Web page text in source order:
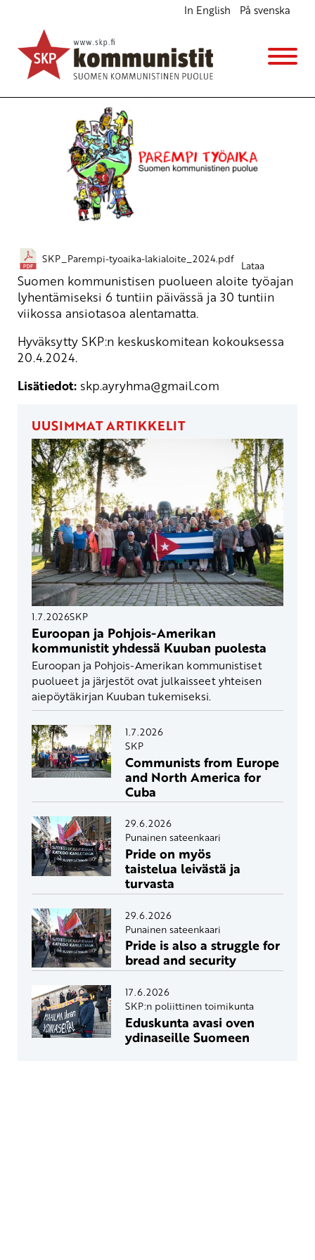
In English På svenska
Parempi työaika -lakialoite
Julkiset materiaalit
2.5.2024 - 11:50
SKP_Parempi-tyoaika-lakialoite_2024.pdf
Lataa
Suomen kommunistisen puolueen aloite työajan
lyhentämiseksi 6 tuntiin päivässä ja 30 tuntiin
viikossa ansiotasoa alentamatta.
Hyväksytty SKP:n keskuskomitean kokouksessa
20.4.2024.
Lisätiedot: skp.ayryhma@gmail.com
UUSIMMAT ARTIKKELIT
1.7.2026SKP
Euroopan ja Pohjois-Amerikan
kommunistit yhdessä Kuuban puolesta
Euroopan ja Pohjois-Amerikan kommunistiset
puolueet ja järjestöt ovat julkaisseet yhteisen
aiepöytäkirjan Kuuban tukemiseksi.
1.7.2026
SKP
Communists from Europe
and North America for
Cuba
29.6.2026
Punainen sateenkaari
Pride on myös
taistelua leivästä ja
turvasta
29.6.2026
Punainen sateenkaari
Pride is also a struggle for
bread and security
17.6.2026
SKP:n poliittinen toimikunta
Eduskunta avasi oven
ydinaseille Suomeen